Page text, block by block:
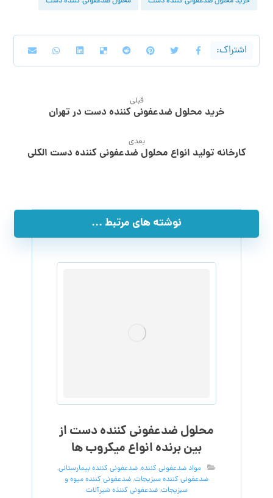
قبلی
خرید محلول ضدعفونی کننده دست در تهران
بعدی
کارخانه تولید انواع محلول ضدعفونی کننده دست الکلی
نوشته های مرتبط ...
محلول ضدعفونی کننده دست از
بین برنده انواع میکروب ها
مواد ضدعفونی کننده,ضدعفونی کننده بیمارستانی,
ضدعفونی کننده سبزیجات,ضدعفونی کننده میوه و
سبزیجات,ضدعفونی کننذه شیرآلات